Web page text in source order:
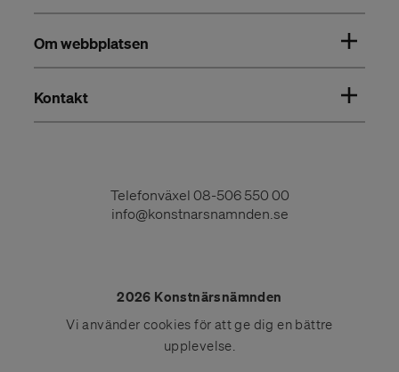
Om webbplatsen
Kontakt
Telefonväxel 08-506 550 00
info@konstnarsnamnden.se
2026 Konstnärsnämnden
Vi använder cookies för att ge dig en bättre
upplevelse.